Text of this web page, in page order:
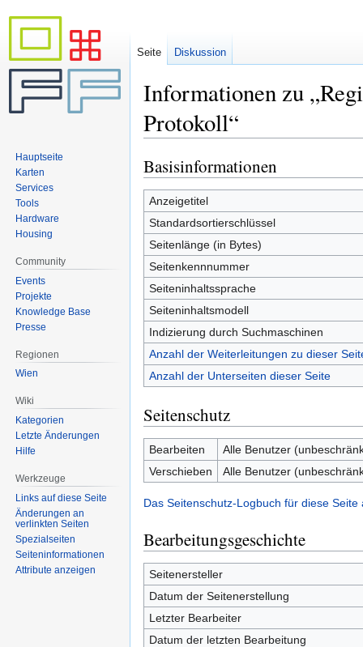
Informationen zu
Protokoll“
Zur
Navigation
springen
Zur
Suche
springen
Basisinformationen
Anzeigetitel
Standardsortierschlüssel
Seitenlänge (in Bytes)
Seitenkennnummer
Seiteninhaltssprache
Seiteninhaltsmodell
Indizierung durch Suchmaschinen
Anzahl der Weiterleitungen zu dieser
Anzahl der Unterseiten dieser Seite
Seitenschutz
Bearbeiten
Alle Benutzer
Verschieben
Alle Benutzer
Das Seitenschutz-Logbuch für diese Seite
Bearbeitungsgeschichte
Seitenersteller
Datum der Seitenerstellung
Letzter Bearbeiter
Datum der letzten Bearbeitung
Seite Diskussion
Hauptseite
Karten
Services
Tools
Hardware
Housing
Community
Events
Projekte
Knowledge Base
Presse
Regionen
Wien
Wiki
Kategorien
Letzte Änderungen
Hilfe
Werkzeuge
Links auf diese Seite
Änderungen an
verlinkten Seiten
Spezialseiten
Seiten­informationen
Attribute anzeigen